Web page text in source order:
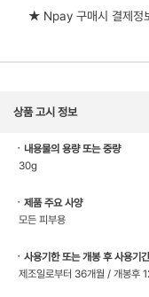
★ Npay 구매시 결제정
상품 고시 정보
ㆍ내용물의 용량 또는 중량
30g
ㆍ제품 주요 사양
모든 피부용
ㆍ사용기한 또는 개봉 후 사용기간
제조일로부터 36개월 / 개봉후